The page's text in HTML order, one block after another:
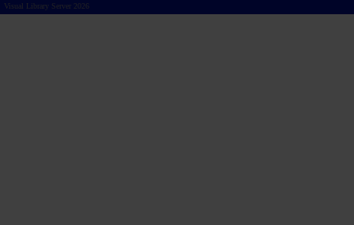
Visual Library Server 2026